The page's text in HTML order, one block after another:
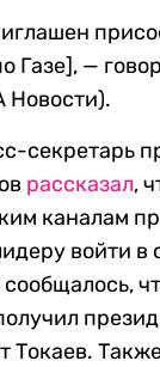
Газе], —
Новости).
секретарь
рассказал,
каналам
войти в